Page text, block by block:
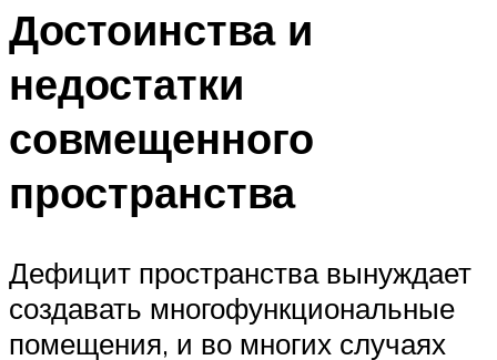
Достоинства и
недостатки
совмещенного
пространства
Дефицит пространства вынуждает
создавать многофункциональные
помещения, и во многих случаях